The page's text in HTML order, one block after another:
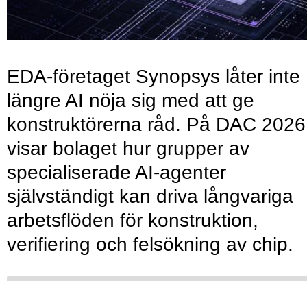
EDA-företaget Synopsys låter inte
längre AI nöja sig med att ge
konstruktörerna råd. På DAC 2026
visar bolaget hur grupper av
specialiserade AI-agenter
självständigt kan driva långvariga
arbetsflöden för konstruktion,
verifiering och felsökning av chip.